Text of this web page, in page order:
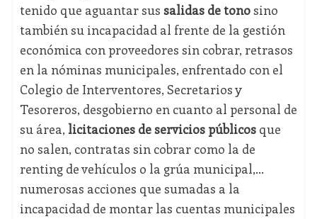
tenido que aguantar sus salidas de tonosino
también su incapacidad al frente de la gestión
económica con proveedores sin cobrar, retrasos
en la nóminas municipales, enfrentado con el
Colegio de Interventores, Secretarios y
Tesoreros, desgobierno en cuanto al personal de
su área, licitaciones de servicios públicosque
no salen, contratas sin cobrar como la de
renting de vehículos o la grúa municipal,…
numerosas acciones que sumadas a la
incapacidad de montar las cuentas municipales